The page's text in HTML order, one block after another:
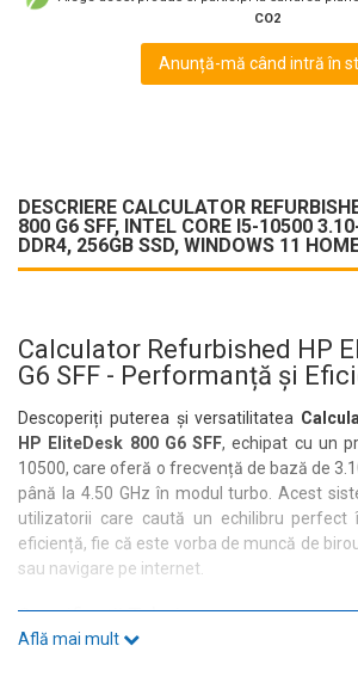
CO2
Anunță-mă când intră în
DESCRIERE CALCULATOR
800 G6 SFF, INTEL CORE I5-10500
DDR4, 256GB SSD, WINDOWS 11
Calculator Refurbished HP
G6 SFF - Performanță și
Descoperiți puterea și versatilitatea
HP EliteDesk 800 G6 SFF, echipat cu un
10500, care oferă o frecvență de bază de
până la 4.50 GHz în modul turbo. Acest
utilizatorii care caută un echilibru perfect
eficiență, fie că este vorba de muncă de
sau navigare pe internet.
Specificații Tehnice
Află mai mult